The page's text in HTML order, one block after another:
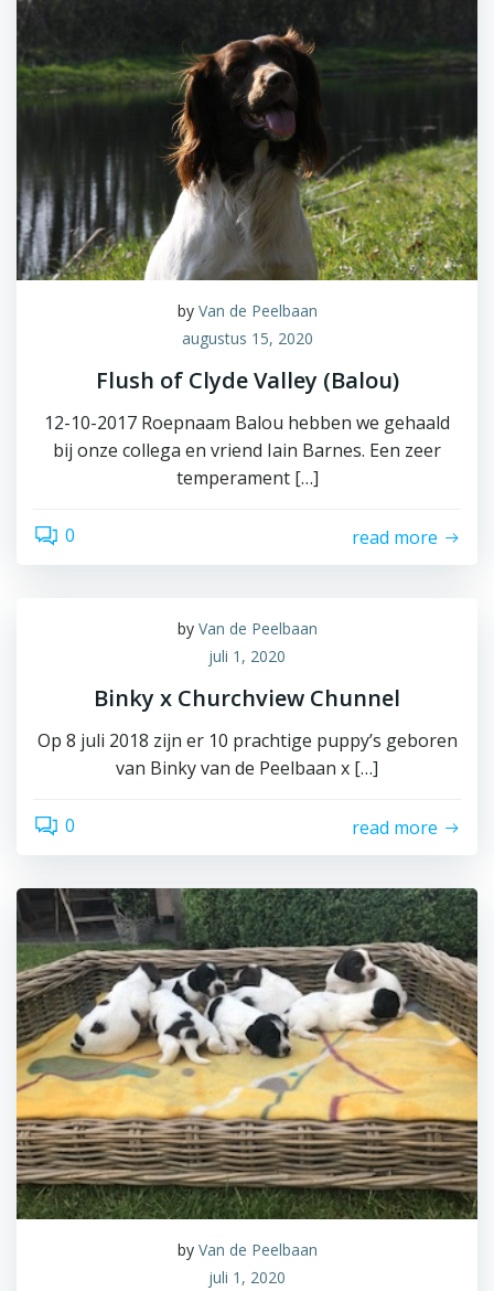
by Van de Peelbaan
augustus 15, 2020
Flush of Clyde Valley (Balou)
12-10-2017 Roepnaam Balou hebben we gehaald
bij onze collega en vriend Iain Barnes. Een zeer
temperament […]
0 read more
by Van de Peelbaan
juli 1, 2020
Binky x Churchview Chunnel
Op 8 juli 2018 zijn er 10 prachtige puppy’s geboren
van Binky van de Peelbaan x […]
0 read more
by Van de Peelbaan
juli 1, 2020